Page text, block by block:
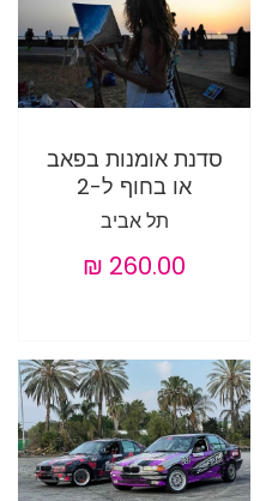
סדנת אומנות בפאב
או בחוף ל-2
תל אביב